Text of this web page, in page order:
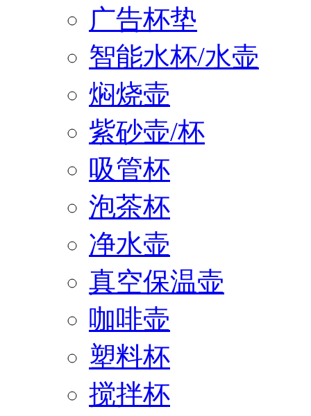
广告杯垫
智能水杯/水壶
焖烧壶
紫砂壶/杯
吸管杯
泡茶杯
净水壶
真空保温壶
咖啡壶
塑料杯
搅拌杯